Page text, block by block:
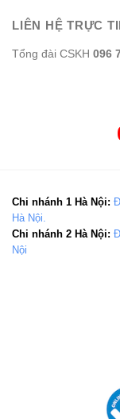
LIÊN HỆ TRỰC
Tổng đài CSKH 096
Chi nhánh 1 Hà Nội:
Hà Nội.
Chi nhánh 2 Hà Nội:
Nội